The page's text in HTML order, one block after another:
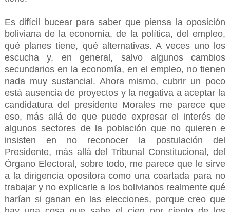
Es difícil bucear para saber que piensa la oposición
boliviana de la economía, de la política, del empleo,
qué planes tiene, qué alternativas. A veces uno los
escucha y, en general, salvo algunos cambios
secundarios en la economía, en el empleo, no tienen
nada muy sustancial. Ahora mismo, cubrir un poco
está ausencia de proyectos y la negativa a aceptar la
candidatura del presidente Morales me parece que
eso, más allá de que puede expresar el interés de
algunos sectores de la población que no quieren e
insisten en no reconocer la postulación del
Presidente, más allá del Tribunal Constitucional, del
Órgano Electoral, sobre todo, me parece que le sirve
a la dirigencia opositora como una coartada para no
trabajar y no explicarle a los bolivianos realmente qué
harían si ganan en las elecciones, porque creo que